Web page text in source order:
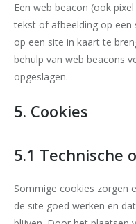
Een web beacon (ook
tekst of afbeelding op
op een site in kaart te
behulp van web beacons
opgeslagen.
5. Cookies
5.1 Technische
Sommige cookies zorgen
de site goed werken en